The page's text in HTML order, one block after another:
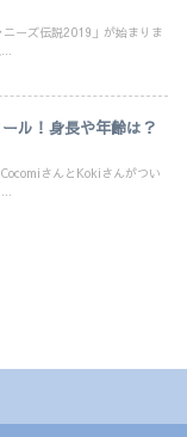
ーズ伝説2019」が始まりま
ル！身長や年齢は？
さんとKokiさんがつい